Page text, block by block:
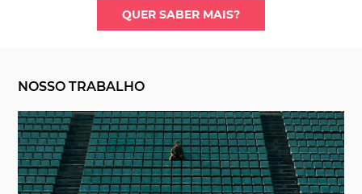
QUER SABER MAIS?
NOSSO TRABALHO